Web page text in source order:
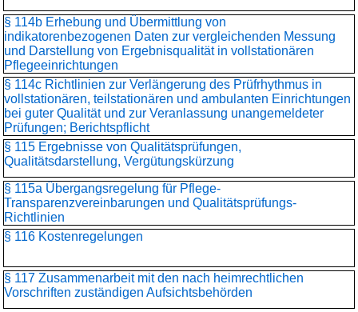
§ 114b Erhebung und Übermittlung von
indikatorenbezogenen Daten zur vergleichenden Messung
und Darstellung von Ergebnisqualität in vollstationären
Pflegeeinrichtungen
§ 114c Richtlinien zur Verlängerung des Prüfrhythmus in
vollstationären, teilstationären und ambulanten Einrichtungen
bei guter Qualität und zur Veranlassung unangemeldeter
Prüfungen; Berichtspflicht
§ 115 Ergebnisse von Qualitätsprüfungen,
Qualitätsdarstellung, Vergütungskürzung
§ 115a Übergangsregelung für Pflege-
Transparenzvereinbarungen und Qualitätsprüfungs-
Richtlinien
§ 116 Kostenregelungen
§ 117 Zusammenarbeit mit den nach heimrechtlichen
Vorschriften zuständigen Aufsichtsbehörden